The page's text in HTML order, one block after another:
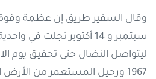
سبتمبر و 14 أكتوبر تجلت في
1967 ورحيل المستعمر من الأرض